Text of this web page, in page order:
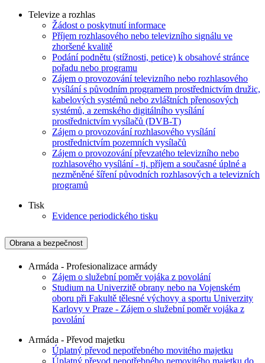
Televize a rozhlas
Žádost o poskytnutí informace
Příjem rozhlasového nebo televizního signálu ve
zhoršené kvalitě
Podání podnětu (stížnosti, petice) k obsahové stránce
pořadu nebo programu
Zájem o provozování televizního nebo rozhlasového
vysílání s původním programem prostřednictvím družic,
kabelových systémů nebo zvláštních přenosových
systémů, a zemského digitálního vysílání
prostřednictvím vysílačů (DVB-T)
Zájem o provozování rozhlasového vysílání
prostřednictvím pozemních vysílačů
Zájem o provozování převzatého televizního nebo
rozhlasového vysílání - tj. příjem a současné úplné a
nezměněné šíření původních rozhlasových a televizních
programů
Tisk
Evidence periodického tisku
Obrana a bezpečnost
Armáda - Profesionalizace armády
Zájem o služební poměr vojáka z povolání
Studium na Univerzitě obrany nebo na Vojenském
oboru při Fakultě tělesné výchovy a sportu Univerzity
Karlovy v Praze - Zájem o služební poměr vojáka z
povolání
Armáda - Převod majetku
Úplatný převod nepotřebného movitého majetku
Úplatný převod nepotřebného nemovitého majetku do